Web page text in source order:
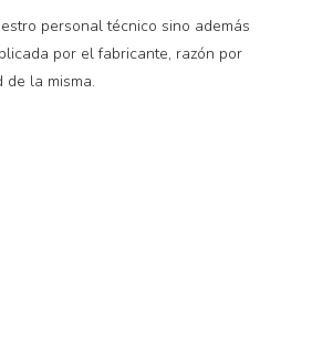
personal técnico sino además
por el fabricante, razón por
la misma.